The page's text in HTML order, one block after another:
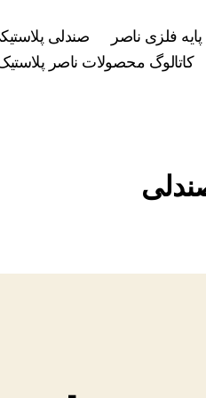
فلزی ناصر صندلی
کاتالوگ محصولات ناصر